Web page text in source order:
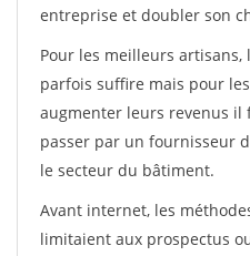
entreprise et doubler son
Pour les meilleurs
parfois suffire mais pour
augmenter leurs revenus
passer par un fournisseur
le secteur du bâtiment.
Avant internet, les
limitaient aux prospectus